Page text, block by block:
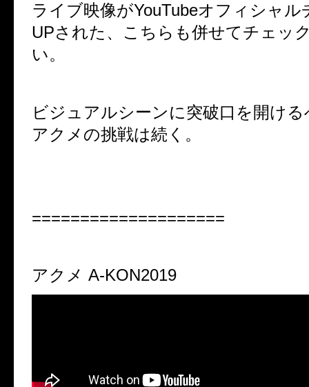
ライブ映像がYouTubeオフィシャル
UPされた、こちらも併せてチェッ
い。
ビジュアルシーンに突破口を開ける
アクメの挑戦は続く。
====================
アクメ A-KON2019